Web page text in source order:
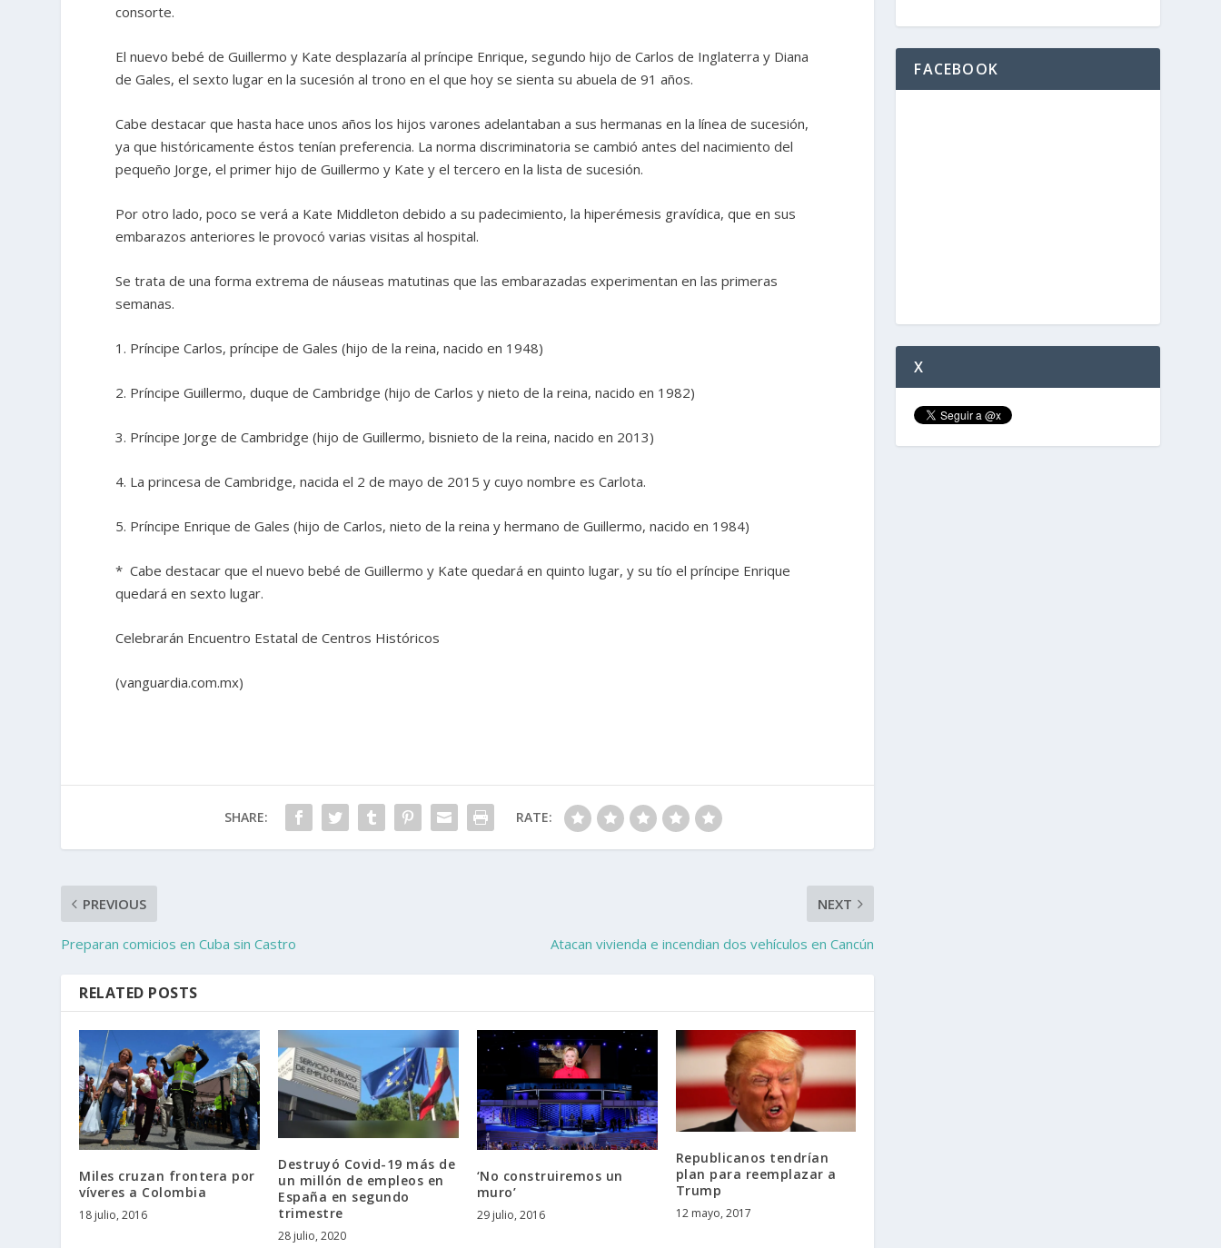
consorte.
El nuevo bebé de Guillermo y Kate desplazaría al príncipe Enrique, segundo hijo de Carlos de Inglaterra y Diana
de Gales, el sexto lugar en la sucesión al trono en el que hoy se sienta su abuela de 91 años.
Cabe destacar que hasta hace unos años los hijos varones adelantaban a sus hermanas en la línea de sucesión,
ya que históricamente éstos tenían preferencia. La norma discriminatoria se cambió antes del nacimiento del
pequeño Jorge, el primer hijo de Guillermo y Kate y el tercero en la lista de sucesión.
Por otro lado, poco se verá a Kate Middleton debido a su padecimiento, la hiperémesis gravídica, que en sus
embarazos anteriores le provocó varias visitas al hospital.
Se trata de una forma extrema de náuseas matutinas que las embarazadas experimentan en las primeras
semanas.
1. Príncipe Carlos, príncipe de Gales (hijo de la reina, nacido en 1948)
2. Príncipe Guillermo, duque de Cambridge (hijo de Carlos y nieto de la reina, nacido en 1982)
3. Príncipe Jorge de Cambridge (hijo de Guillermo, bisnieto de la reina, nacido en 2013)
4. La princesa de Cambridge, nacida el 2 de mayo de 2015 y cuyo nombre es Carlota.
5. Príncipe Enrique de Gales (hijo de Carlos, nieto de la reina y hermano de Guillermo, nacido en 1984)
* Cabe destacar que el nuevo bebé de Guillermo y Kate quedará en quinto lugar, y su tío el príncipe Enrique
quedará en sexto lugar.
Celebrarán Encuentro Estatal de Centros Históricos
(vanguardia.com.mx)
SHARE: RATE:
PREVIOUS
Preparan comicios en Cuba sin Castro
NEXT
Atacan vivienda e incendian dos vehículos en Cancún
RELATED POSTS
Miles cruzan frontera por
víveres a Colombia
18 julio, 2016
Destruyó Covid-19 más de
un millón de empleos en
España en segundo
trimestre
28 julio, 2020
‘No construiremos un
muro’
29 julio, 2016
Republicanos tendrían
plan para reemplazar a
Trump
12 mayo, 2017
FACEBOOK
X